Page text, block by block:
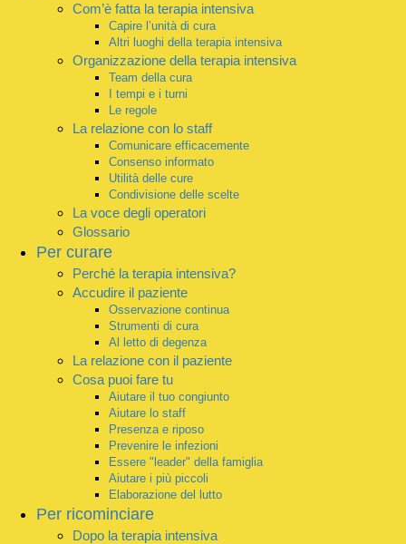
Com’è fatta la terapia intensiva
Capire l’unità di cura
Altri luoghi della terapia intensiva
Organizzazione della terapia intensiva
Team della cura
I tempi e i turni
Le regole
La relazione con lo staff
Comunicare efficacemente
Consenso informato
Utilità delle cure
Condivisione delle scelte
La voce degli operatori
Glossario
Per curare
Perché la terapia intensiva?
Accudire il paziente
Osservazione continua
Strumenti di cura
Al letto di degenza
La relazione con il paziente
Cosa puoi fare tu
Aiutare il tuo congiunto
Aiutare lo staff
Presenza e riposo
Prevenire le infezioni
Essere "leader" della famiglia
Aiutare i più piccoli
Elaborazione del lutto
Per ricominciare
Dopo la terapia intensiva